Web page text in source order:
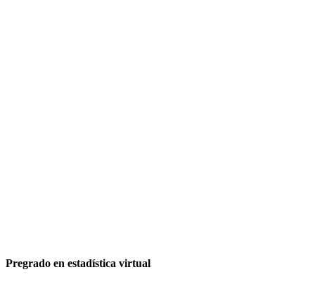
Pregrado en estadística virtual